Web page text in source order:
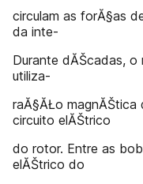
circulam as forĂ§as
da inte-
Durante dĂŠcadas,
utiliza-
raĂ§ĂŁo
circuito elĂŠtrico
do rotor. Entre as
elĂŠtrico do